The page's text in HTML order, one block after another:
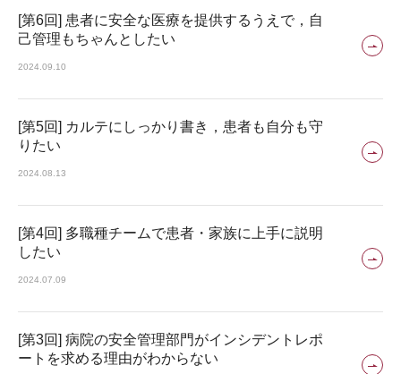
[第6回] 患者に安全な医療を提供するうえで，自
己管理もちゃんとしたい
2024.09.10
[第5回] カルテにしっかり書き，患者も自分も守
りたい
2024.08.13
[第4回] 多職種チームで患者・家族に上手に説明
したい
2024.07.09
[第3回] 病院の安全管理部門がインシデントレポ
ートを求める理由がわからない